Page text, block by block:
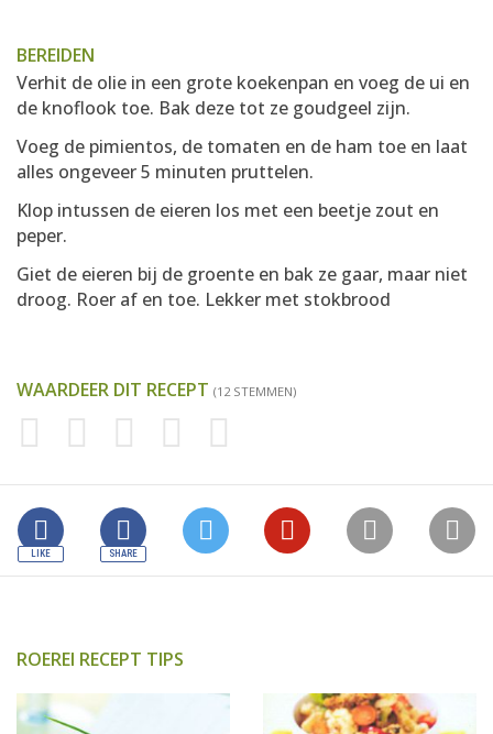
BEREIDEN
Verhit de olie in een grote koekenpan en voeg de ui en
de knoflook toe. Bak deze tot ze goudgeel zijn.
Voeg de pimientos, de tomaten en de ham toe en laat
alles ongeveer 5 minuten pruttelen.
Klop intussen de eieren los met een beetje zout en
peper.
Giet de eieren bij de groente en bak ze gaar, maar niet
droog. Roer af en toe. Lekker met stokbrood
WAARDEER DIT RECEPT (12 STEMMEN)
ROEREI RECEPT TIPS